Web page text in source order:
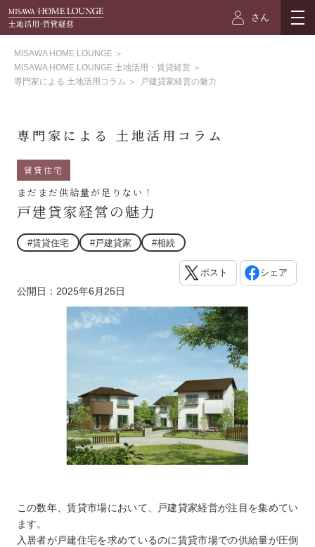
さん
MISAWA HOME LOUNGE ＞
MISAWA HOME LOUNGE 土地活用・賃貸経営 ＞
専門家による 土地活用コラム ＞ 戸建貸家経営の魅力
専門家による 土地活用コラム
賃貸住宅
まだまだ供給量が足りない！
戸建貸家経営の魅力
#賃貸住宅 #戸建貸家 #相続
ポスト シェア
公開日：2025年6月25日
この数年、賃貸市場において、戸建貸家経営が注目を集めてい
ます。
入居者が戸建住宅を求めているのに賃貸市場での供給量が圧倒